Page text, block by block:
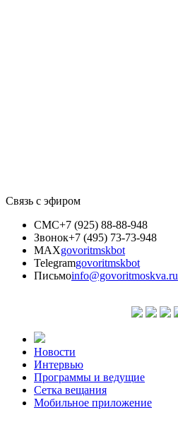
Связь с эфиром
СМС+7 (925) 88-88-948
Звонок+7 (495) 73-73-948
MAXgovoritmskbot
Telegramgovoritmskbot
Письмоinfo@govoritmoskva.ru
Новости
Интервью
Программы и ведущие
Сетка вещания
Мобильное приложение